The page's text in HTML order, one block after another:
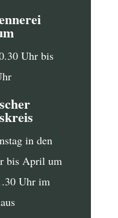
Uhr bis
in den
bis April um
Uhr im